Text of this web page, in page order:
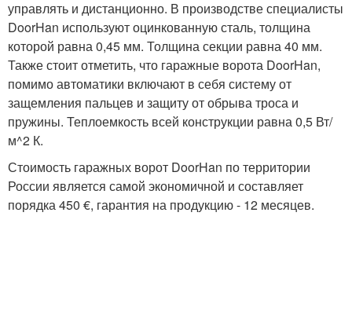
управлять и дистанционно. В производстве специалисты
DoorHan используют оцинкованную сталь, толщина
которой равна 0,45 мм. Толщина секции равна 40 мм.
Также стоит отметить, что гаражные ворота DoorHan,
помимо автоматики включают в себя систему от
защемления пальцев и защиту от обрыва троса и
пружины. Теплоемкость всей конструкции равна 0,5 Вт/
м^2 К.
Стоимость гаражных ворот DoorHan по территории
России является самой экономичной и составляет
порядка 450 €, гарантия на продукцию - 12 месяцев.